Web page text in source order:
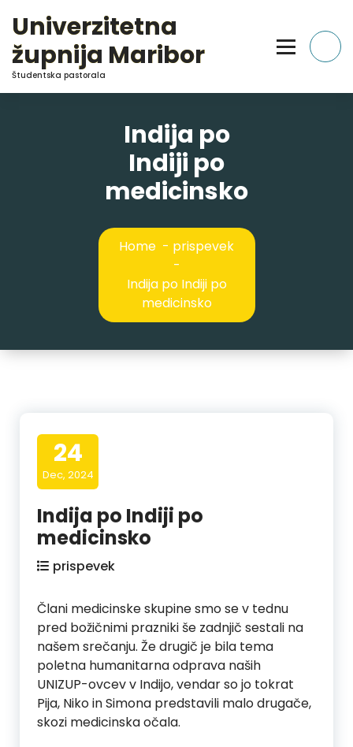
Content
Univerzitetna
župnija Maribor
Študentska pastorala
Indija po
Indiji po
medicinsko
Home - prispevek
-
Indija po Indiji po
medicinsko
24
Dec, 2024
Indija po Indiji po
medicinsko
prispevek
Člani medicinske skupine smo se v tednu
pred božičnimi prazniki še zadnjič sestali na
našem srečanju. Že drugič je bila tema
poletna humanitarna odprava naših
UNIZUP-ovcev v Indijo, vendar so jo tokrat
Pija, Niko in Simona predstavili malo drugače,
skozi medicinska očala.